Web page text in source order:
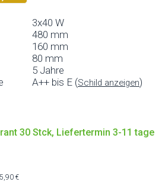
3x40 W
480 mm
160 mm
80 mm
5 Jahre
A++ bis E (Schild anzeigen)
30 Stck, Liefertermin 3-11 tage
€